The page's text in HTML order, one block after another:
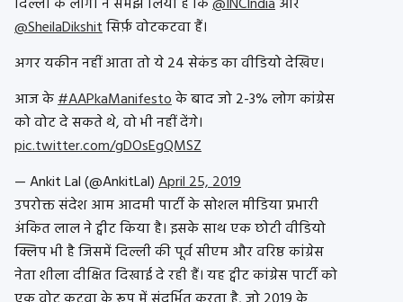
@SheilaDikshitसिर्फ़ वोटकटवा हैं।
अगर यकीन नहीं आता तो ये 24 सेकंड का वीडियो देखिए।
आज के#AAPkaManifestoके बाद जो 2-3% लोग कांग्रेस
को वोट दे सकते थे, वो भी नहीं देंगे।
pic.twitter.com/gDOsEgQMSZ
— Ankit Lal (@AnkitLal)April 25, 2019
उपरोक्त संदेश आम आदमी पार्टी के सोशल मीडिया प्रभारी
अंकित लाल ने ट्वीट किया है। इसके साथ एक छोटी वीडियो
क्लिप भी है जिसमें दिल्ली की पूर्व सीएम और वरिष्ठ कांग्रेस
नेता शीला दीक्षित दिखाई दे रही हैं। यह ट्वीट कांग्रेस पार्टी को